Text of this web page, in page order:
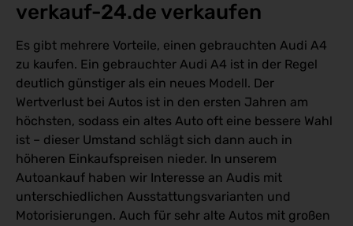
verkauf-24.de verkaufen
Es gibt mehrere Vorteile, einen gebrauchten Audi A4
zu kaufen. Ein gebrauchter Audi A4 ist in der Regel
deutlich günstiger als ein neues Modell. Der
Wertverlust bei Autos ist in den ersten Jahren am
höchsten, sodass ein altes Auto oft eine bessere Wahl
ist – dieser Umstand schlägt sich dann auch in
höheren Einkaufspreisen nieder. In unserem
Autoankauf haben wir Interesse an Audis mit
unterschiedlichen Ausstattungsvarianten und
Motorisierungen. Auch für sehr alte Autos mit großen